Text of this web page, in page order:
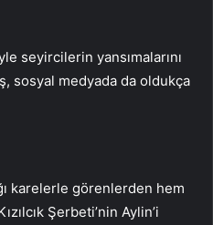
seyircilerin yansımalarını
sosyal medyada da oldukça
karelerle görenlerden hem
Şerbeti’nin Aylin’i